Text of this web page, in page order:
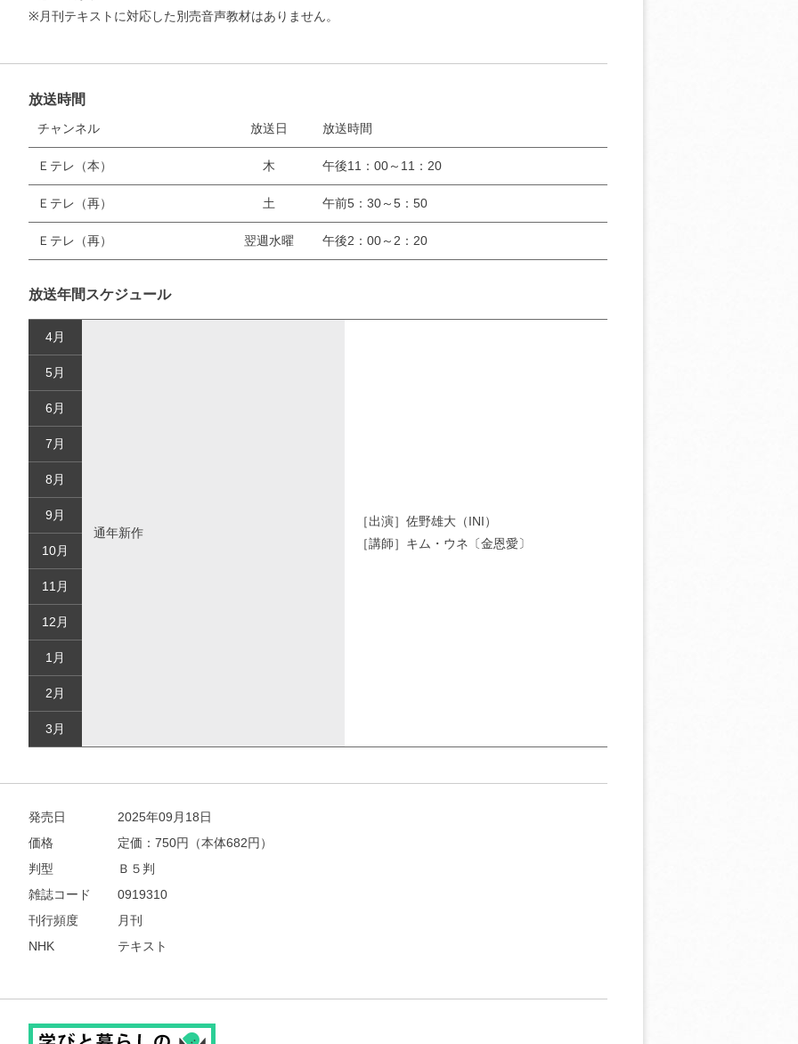
※月刊テキストに対応した別売音声教材はありません。
放送時間
チャンネル 放送日 放送時間
Ｅテレ（本） 木 午後11：00～11：20
Ｅテレ（再） 土 午前5：30～5：50
Ｅテレ（再） 翌週水曜 午後2：00～2：20
放送年間スケジュール
4月
通年新作
［出演］佐野雄大（INI）
［講師］キム・ウネ〔金恩愛〕
5月
6月
7月
8月
9月
10月
11月
12月
1月
2月
3月
発売日
2025年09月18日
価格
定価： 750円（本体682円）
判型
Ｂ５判
雑誌コード
0919310
刊行頻度
月刊
NHK
テキスト